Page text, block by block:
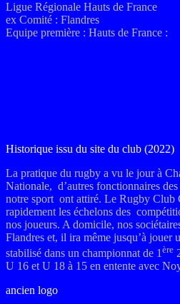
Ligue Régionale Hauts de France
ex Comité : Flandres
Equipe première : Hauts de France :
Historique issu du site du club (2022)
La pratique du rugby a vu le jour à
Nationale, d’autres fonctionnaires
notre sport ont attiré. Le Rugby Club
rapidement les échelons des
nos joueurs. A domicile, nos
Flandres et, il ira même jusqu’à jouer
stabilisé dans un championnat de 1 ère
U 16 et U 18 à 15 en entente avec
ancien logo